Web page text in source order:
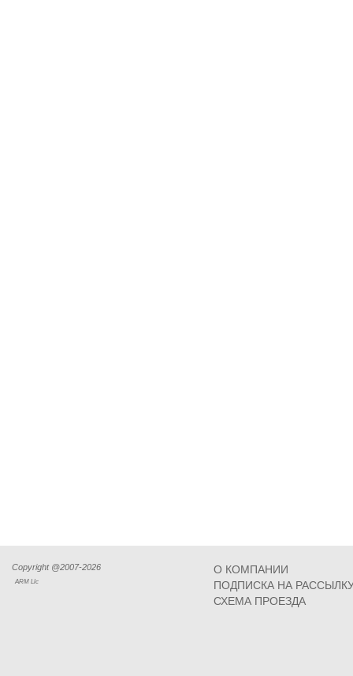
Copyright @2007-2026
ARM Llc
О КОМПАНИИ
ПОДПИСКА НА
СХЕМА ПРОЕЗДА